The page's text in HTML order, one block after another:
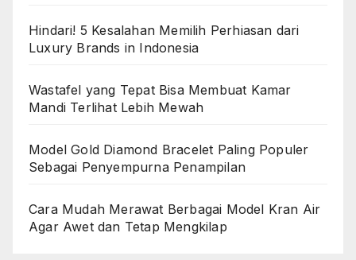
Hindari! 5 Kesalahan Memilih Perhiasan dari
Luxury Brands in Indonesia
Wastafel yang Tepat Bisa Membuat Kamar
Mandi Terlihat Lebih Mewah
Model Gold Diamond Bracelet Paling Populer
Sebagai Penyempurna Penampilan
Cara Mudah Merawat Berbagai Model Kran Air
Agar Awet dan Tetap Mengkilap